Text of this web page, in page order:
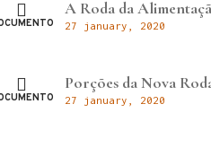
A Roda da
27 january, 2020
Porções da Nova
27 january, 2020